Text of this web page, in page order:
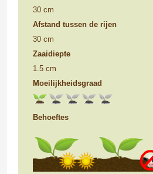
30 cm
Afstand tussen de rijen
30 cm
Zaaidiepte
1.5 cm
Moeilijkheidsgraad
Behoeftes